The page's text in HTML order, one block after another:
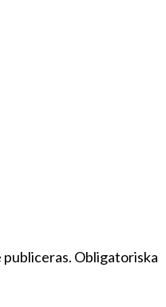
Obligatoriska